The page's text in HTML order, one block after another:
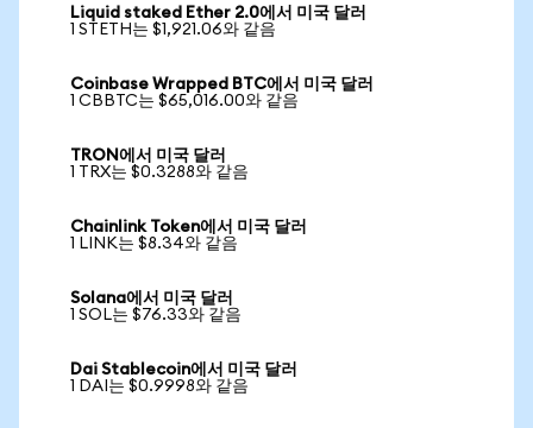
Liquid staked Ether 2.0에서 미국 달러
1 STETH는 $1,921.06와 같음
Coinbase Wrapped BTC에서 미국 달러
1 CBBTC는 $65,016.00와 같음
TRON에서 미국 달러
1 TRX는 $0.3288와 같음
Chainlink Token에서 미국 달러
1 LINK는 $8.34와 같음
Solana에서 미국 달러
1 SOL는 $76.33와 같음
Dai Stablecoin에서 미국 달러
1 DAI는 $0.9998와 같음